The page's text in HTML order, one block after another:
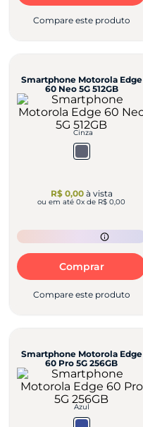
Compare este produto
Smartphone Motorola Edge
60 Neo 5G 512GB
Cinza
R$ 0,00à vista
ou em até 0x de R$ 0,00
Comprar
Compare este produto
Smartphone Motorola Edge
60 Pro 5G 256GB
Azul